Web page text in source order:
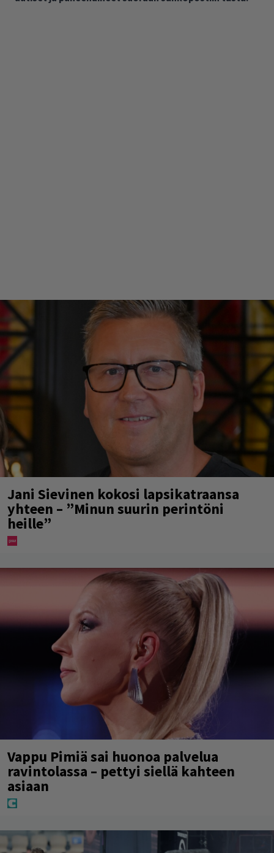
Jani Sievinen kokosi lapsikatraansa
yhteen – ”Minun suurin perintöni
heille”
Vappu Pimiä sai huonoa palvelua
ravintolassa – pettyi siellä kahteen
asiaan